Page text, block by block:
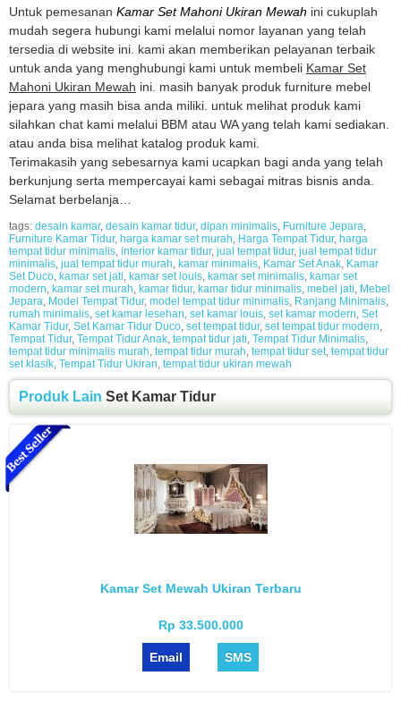
Untuk pemesanan Kamar Set Mahoni Ukiran Mewah ini cukuplah
mudah segera hubungi kami melalui nomor layanan yang telah
tersedia di website ini. kami akan memberikan pelayanan terbaik
untuk anda yang menghubungi kami untuk membeli Kamar Set
Mahoni Ukiran Mewah ini. masih banyak produk furniture mebel
jepara yang masih bisa anda miliki. untuk melihat produk kami
silahkan chat kami melalui BBM atau WA yang telah kami sediakan.
atau anda bisa melihat katalog produk kami.
Terimakasih yang sebesarnya kami ucapkan bagi anda yang telah
berkunjung serta mempercayai kami sebagai mitras bisnis anda.
Selamat berbelanja…
tags: desain kamar, desain kamar tidur, dipan minimalis, Furniture Jepara,
Furniture Kamar Tidur, harga kamar set murah, Harga Tempat Tidur, harga
tempat tidur minimalis, interior kamar tidur, jual tempat tidur, jual tempat tidur
minimalis, jual tempat tidur murah, kamar minimalis, Kamar Set Anak, Kamar
Set Duco, kamar set jati, kamar set louis, kamar set minimalis, kamar set
modern, kamar set murah, kamar tidur, kamar tidur minimalis, mebel jati, Mebel
Jepara, Model Tempat Tidur, model tempat tidur minimalis, Ranjang Minimalis,
rumah minimalis, set kamar lesehan, set kamar louis, set kamar modern, Set
Kamar Tidur, Set Kamar Tidur Duco, set tempat tidur, set tempat tidur modern,
Tempat Tidur, Tempat Tidur Anak, tempat tidur jati, Tempat Tidur Minimalis,
tempat tidur minimalis murah, tempat tidur murah, tempat tidur set, tempat tidur
set klasik, Tempat Tidur Ukiran, tempat tidur ukiran mewah
Produk Lain Set Kamar Tidur
Kamar Set Mewah Ukiran Terbaru
Rp 33.500.000
Email SMS